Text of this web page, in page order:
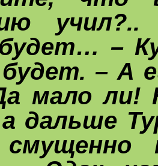
–
будет. –
мало ли!
дальше